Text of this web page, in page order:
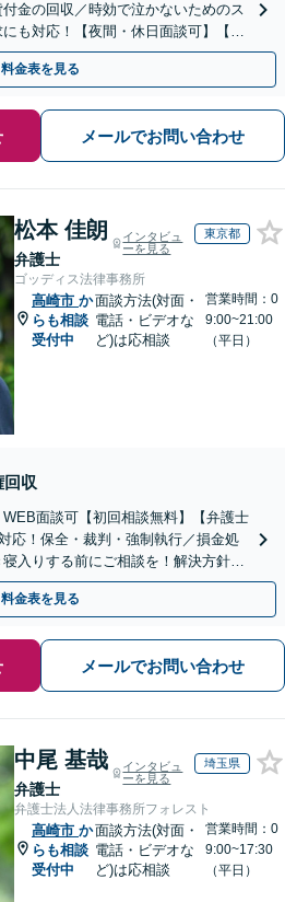
金の回収／時効で泣かないためのス
も対応！【夜間・休日面談可】【完
料金表を見る
メールでお問い合わせ
松本 佳朗
弁護士
インタビュ
ーを見る
東京都
ゴッディス法律事務所
高崎市 か
らも相談
受付中
面談方法(対面・
電話・ビデオな
ど)は応相談
営業時間：0
9:00~21:00
（平日）
回収
WEB面談可【初回相談無料】【弁護士
応！保全・裁判・強制執行／損金処
入りする前にご相談を！解決方針は
求された側にも対応】
料金表を見る
メールでお問い合わせ
中尾 基哉
弁護士
インタビュ
ーを見る
埼玉県
弁護士法人法律事務所フォレスト
高崎市 か
らも相談
受付中
面談方法(対面・
電話・ビデオな
ど)は応相談
営業時間：0
9:00~17:30
（平日）